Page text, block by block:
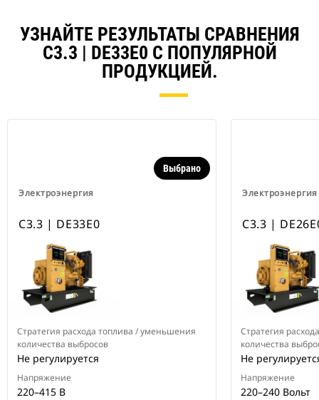
УЗНАЙТЕ РЕЗУЛЬТАТЫ СРАВНЕНИЯ
C3.3 | DE33E0 С ПОПУЛЯРНОЙ
ПРОДУКЦИЕЙ.
Электроэнергия
Выбрано
C3.3 | DE33E0
Стратегия расхода топлива / уменьшения
количества выбросов
Не регулируется
Напряжение
220–415 В
Электроэнергия
C3.3 |
Стратегия
количества
Не
Напряжение
220–240 Вольт